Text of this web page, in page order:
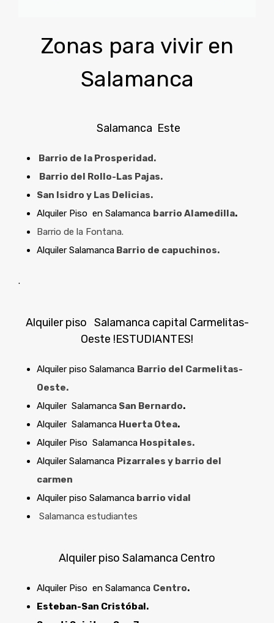
Zonas para vivir en
Salamanca
Salamanca Este
Barrio de la Prosperidad.
Barrio del Rollo-Las Pajas.
San Isidro y Las Delicias.
Alquiler Piso en Salamanca barrio Alamedilla.
Barrio de la Fontana.
Alquiler Salamanca Barrio de capuchinos.
.
Alquiler piso Salamanca capital Carmelitas-
Oeste !ESTUDIANTES!
Alquiler piso Salamanca Barrio del Carmelitas-
Oeste.
Alquiler Salamanca San Bernardo.
Alquiler Salamanca Huerta Otea.
Alquiler Piso Salamanca Hospitales.
Alquiler Salamanca Pizarrales y barrio del
carmen
Alquiler piso Salamanca barrio vidal
Salamanca estudiantes
Alquiler piso Salamanca Centro
Alquiler Piso en Salamanca Centro.
Esteban-San Cristóbal.